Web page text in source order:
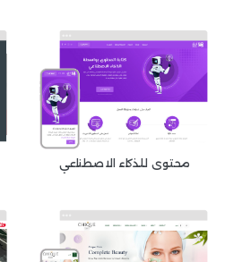
محتوى للذكاء الاصطناعي